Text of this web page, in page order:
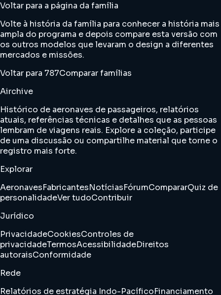
Voltar para a página da família
Volte à história da família para conhecer a história mais
ampla do programa e depois compare esta versão com
os outros modelos que levaram o design a diferentes
mercados e missões.
Voltar para 787Comparar famílias
Airchive
Histórico de aeronaves de passageiros, relatórios
atuais, referências técnicas e detalhes que as pessoas
lembram de viagens reais. Explore a coleção, participe
de uma discussão ou compartilhe material que torne o
registro mais forte.
Explorar
AeronavesFabricantesNotíciasFórumCompararQuiz de
personalidadeVer tudoContribuir
Jurídico
PrivacidadeCookiesControles de
privacidadeTermosAcessibilidadeDireitos
autoraisConformidade
Rede
Relatórios de estratégia Indo-PacíficoFinanciamento